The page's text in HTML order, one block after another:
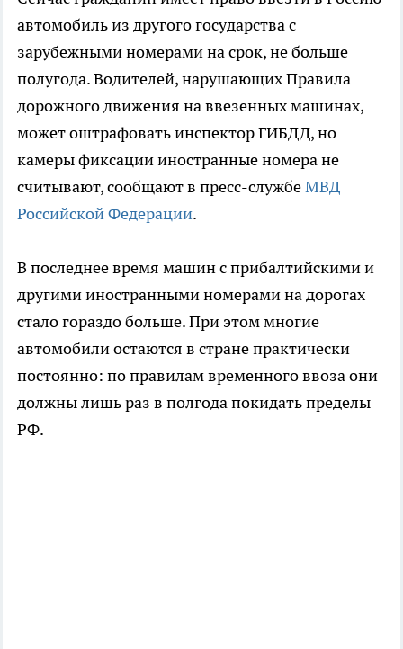
автомобиль из другого государства с
зарубежными номерами на срок, не больше
полугода. Водителей, нарушающих Правила
дорожного движения на ввезенных машинах,
может оштрафовать инспектор ГИБДД, но
камеры фиксации иностранные номера не
считывают, сообщают в пресс-службеМВД
Российской Федерации.
В последнее время машин с прибалтийскими и
другими иностранными номерами на дорогах
стало гораздо больше. При этом многие
автомобили остаются в стране практически
постоянно: по правилам временного ввоза они
должны лишь раз в полгода покидать пределы
РФ.